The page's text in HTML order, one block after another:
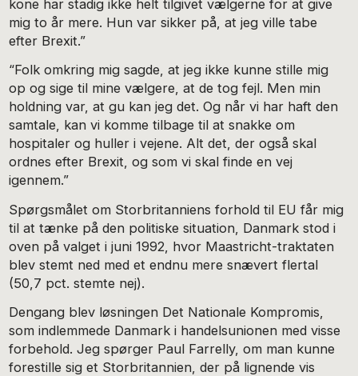
kone har stadig ikke helt tilgivet vælgerne for at give
mig to år mere. Hun var sikker på, at jeg ville tabe
efter Brexit.”
“Folk omkring mig sagde, at jeg ikke kunne stille mig
op og sige til mine vælgere, at de tog fejl. Men min
holdning var, at gu kan jeg det. Og når vi har haft den
samtale, kan vi komme tilbage til at snakke om
hospitaler og huller i vejene. Alt det, der også skal
ordnes efter Brexit, og som vi skal finde en vej
igennem.”
Spørgsmålet om Storbritanniens forhold til EU får mig
til at tænke på den politiske situation, Danmark stod i
oven på valget i juni 1992, hvor Maastricht-traktaten
blev stemt ned med et endnu mere snævert flertal
(50,7 pct. stemte nej).
Dengang blev løsningen Det Nationale Kompromis,
som indlemmede Danmark i handelsunionen med visse
forbehold. Jeg spørger Paul Farrelly, om man kunne
forestille sig et Storbritannien, der på lignende vis